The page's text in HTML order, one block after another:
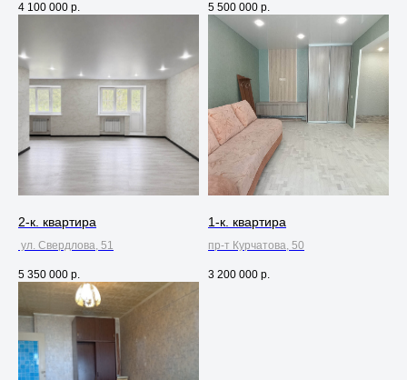
4 100 000 р. 5 500 000 р.
2-к. квартира
ул. Свердлова, 51
5 350 000 р.
1-к. квартира
пр-т Курчатова, 50
3 200 000 р.
Будем рады стать вашими
надежными партнерами
в сделках с недвижимостью
Оставьте заявку и мы свяжемся с вами
+7